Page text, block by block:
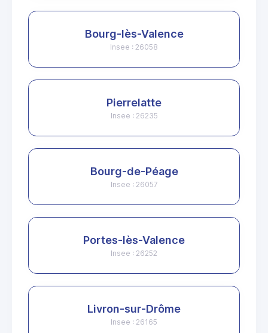
Bourg-lès-Valence
Insee : 26058
Pierrelatte
Insee : 26235
Bourg-de-Péage
Insee : 26057
Portes-lès-Valence
Insee : 26252
Livron-sur-Drôme
Insee : 26165